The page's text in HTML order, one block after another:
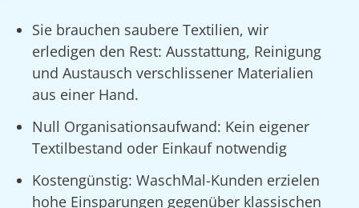
Sie brauchen saubere Textilien, wir
erledigen den Rest: Ausstattung, Reinigung
und Austausch verschlissener Materialien
aus einer Hand.
Null Organisationsaufwand: Kein eigener
Textilbestand oder Einkauf notwendig
Kostengünstig: WaschMal-Kunden erzielen
hohe Einsparungen gegenüber klassischen